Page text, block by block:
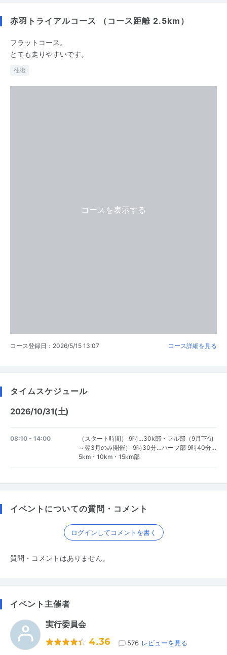
赤羽トライアルコース （コース距離 2.5km）
フラットコース。
とても走りやすいです。
往復
コースを表示する
コース登録日：2026/5/15 13:07 コース詳細を見る
タイムスケジュール
2026/10/31(土)
08:10 - 14:00
（スタート時間） 9時…30k部・フル部（9月下旬
～翌3月のみ開催） 9時30分…ハーフ部 9時40分…
5km・10km・15km部
イベントについての質問・コメント
ログインしてコメントを書く
質問・コメントはありません。
イベント主催者
実行委員会
4.36 576 レビューを見る